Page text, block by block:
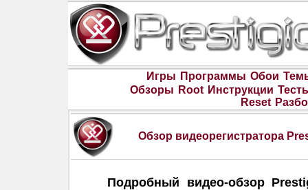
Игры Программы Обои
Обзоры Root Инструкции
Reset
Обзор видеорегистратора
Подробный видео-обзор